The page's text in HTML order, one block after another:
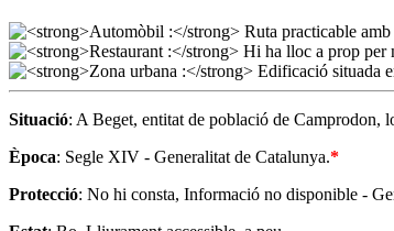
Situació: A Beget, entitat de població de
Època: Segle XIV - Generalitat de Catalunya.*
Protecció: No hi consta, Informació no disponible -